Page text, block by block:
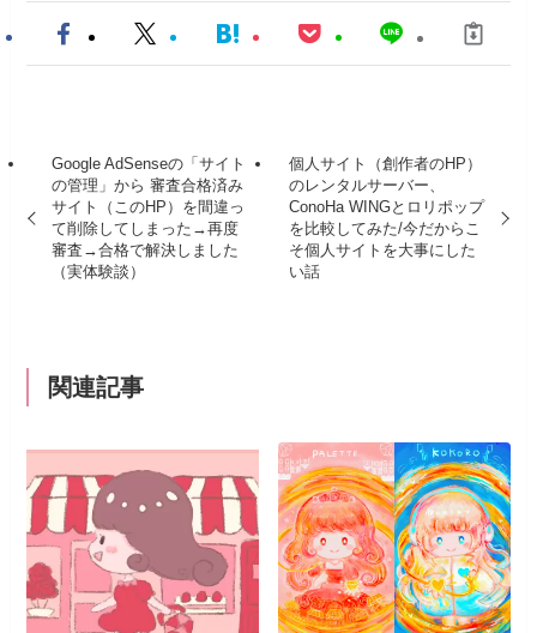
Google AdSenseの「サイト
の管理」から 審査合格済み
サイト（このHP）を間違っ
て削除してしまった→再度
審査→合格で解決しました
（実体験談）
個人サイト（創作者のHP）
のレンタルサーバー、
ConoHa WINGとロリポップ
を比較してみた/今だからこ
そ個人サイトを大事にした
い話
関連記事